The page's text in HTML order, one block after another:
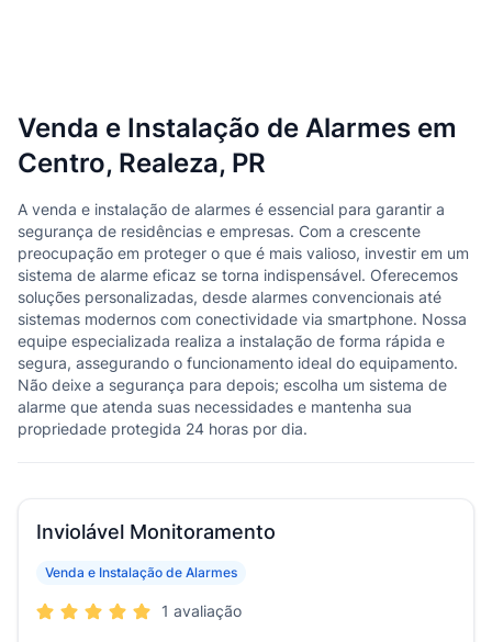
Venda e Instalação de Alarmes em
Centro, Realeza, PR
A venda e instalação de alarmes é essencial para garantir a
segurança de residências e empresas. Com a crescente
preocupação em proteger o que é mais valioso, investir em um
sistema de alarme eficaz se torna indispensável. Oferecemos
soluções personalizadas, desde alarmes convencionais até
sistemas modernos com conectividade via smartphone. Nossa
equipe especializada realiza a instalação de forma rápida e
segura, assegurando o funcionamento ideal do equipamento.
Não deixe a segurança para depois; escolha um sistema de
alarme que atenda suas necessidades e mantenha sua
propriedade protegida 24 horas por dia.
Inviolável Monitoramento
Venda e Instalação de Alarmes
1 avaliação